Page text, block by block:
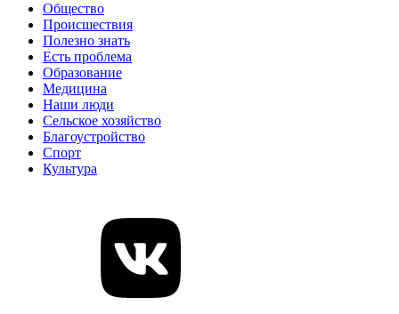
Общество
Происшествия
Полезно знать
Есть проблема
Образование
Медицина
Наши люди
Сельское хозяйство
Благоустройство
Спорт
Культура